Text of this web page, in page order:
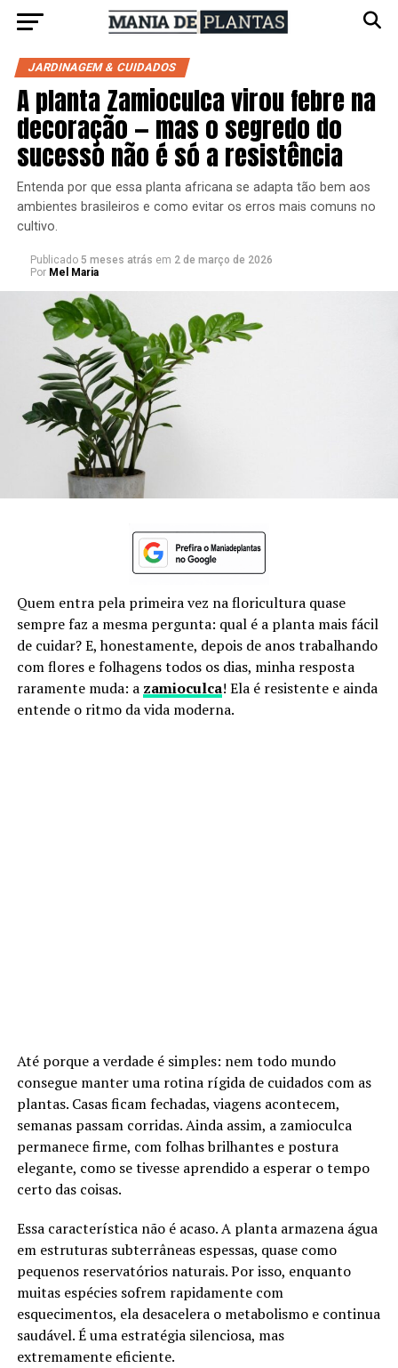
JARDINAGEM & CUIDADOS
A planta Zamioculca virou febre na
decoração — mas o segredo do
sucesso não é só a resistência
Entenda por que essa planta africana se adapta tão bem aos
ambientes brasileiros e como evitar os erros mais comuns no
cultivo.
Publicado 5 meses atrás em 2 de março de 2026
Por Mel Maria
Quem entra pela primeira vez na floricultura quase
sempre faz a mesma pergunta: qual é a planta mais fácil
de cuidar? E, honestamente, depois de anos trabalhando
com flores e folhagens todos os dias, minha resposta
raramente muda: a zamioculca! Ela é resistente e ainda
entende o ritmo da vida moderna.
Até porque a verdade é simples: nem todo mundo
consegue manter uma rotina rígida de cuidados com as
plantas. Casas ficam fechadas, viagens acontecem,
semanas passam corridas. Ainda assim, a zamioculca
permanece firme, com folhas brilhantes e postura
elegante, como se tivesse aprendido a esperar o tempo
certo das coisas.
Essa característica não é acaso. A planta armazena água
em estruturas subterrâneas espessas, quase como
pequenos reservatórios naturais. Por isso, enquanto
muitas espécies sofrem rapidamente com
esquecimentos, ela desacelera o metabolismo e continua
saudável. É uma estratégia silenciosa, mas
extremamente eficiente.